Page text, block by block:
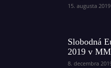
15. augusta 2019
Slobodná
2019 v
8. decembra